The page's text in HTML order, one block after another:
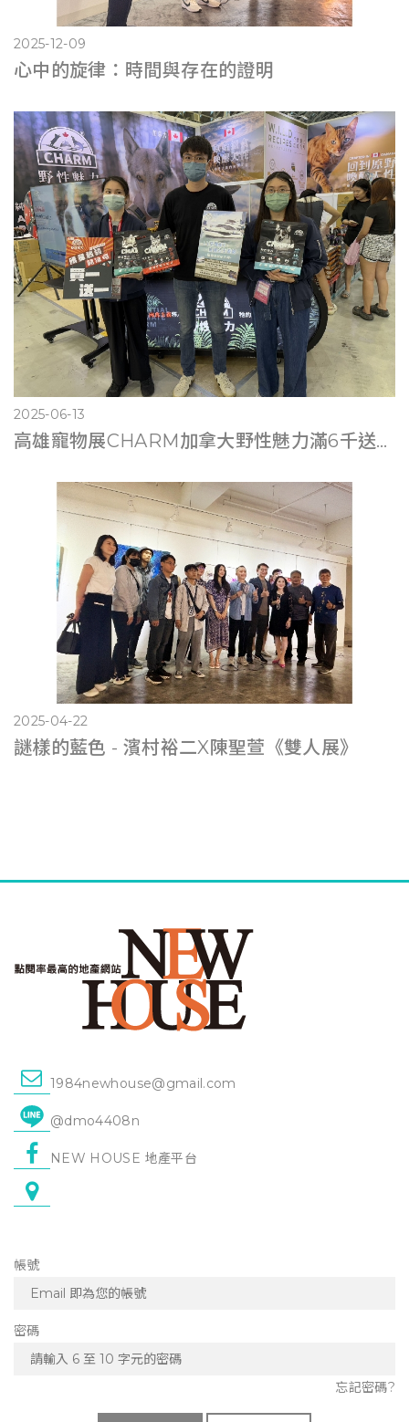
2025-12-09
心中的旋律：時間與存在的證明
2025-06-13
高雄寵物展CHARM加拿大野性魅力滿6千送遊艇體驗
2025-04-22
謎樣的藍色 - 濱村裕二X陳聖萱《雙人展》
1984newhouse@gmail.com
@dmo4408n
NEW HOUSE 地產平台
帳號
密碼
忘記密碼?